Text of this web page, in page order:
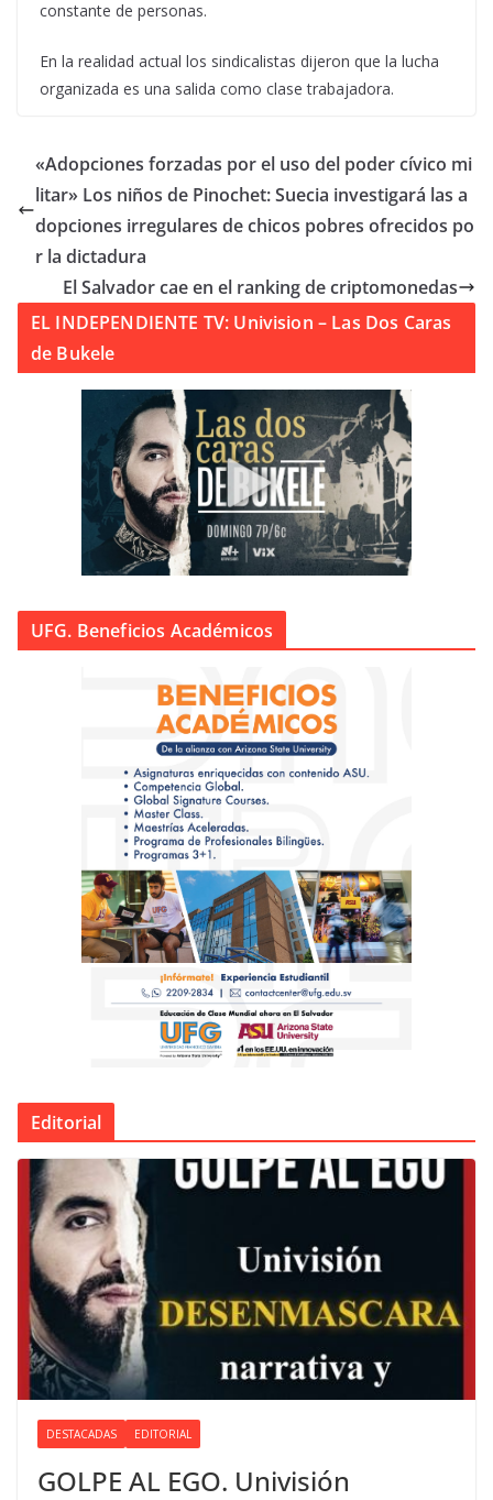
constante de personas.
En la realidad actual los sindicalistas dijeron que la lucha
organizada es una salida como clase trabajadora.
«Adopciones forzadas por el uso del poder cívico mi
litar» Los niños de Pinochet: Suecia investigará las a
dopciones irregulares de chicos pobres ofrecidos po
r la dictadura
El Salvador cae en el ranking de criptomonedas
EL INDEPENDIENTE TV: Univision – Las Dos Caras
de Bukele
UFG. Beneficios Académicos
Editorial
DESTACADAS EDITORIAL
GOLPE AL EGO. Univisión